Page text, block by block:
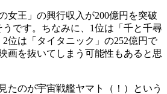
女王」の興行収入が200億円を突破
うです。ちなみに、1位は「千と千尋
位は「タイタニック」の252億円で
画を抜いてしまう可能性もあると思
たのが宇宙戦艦ヤマト（！）という